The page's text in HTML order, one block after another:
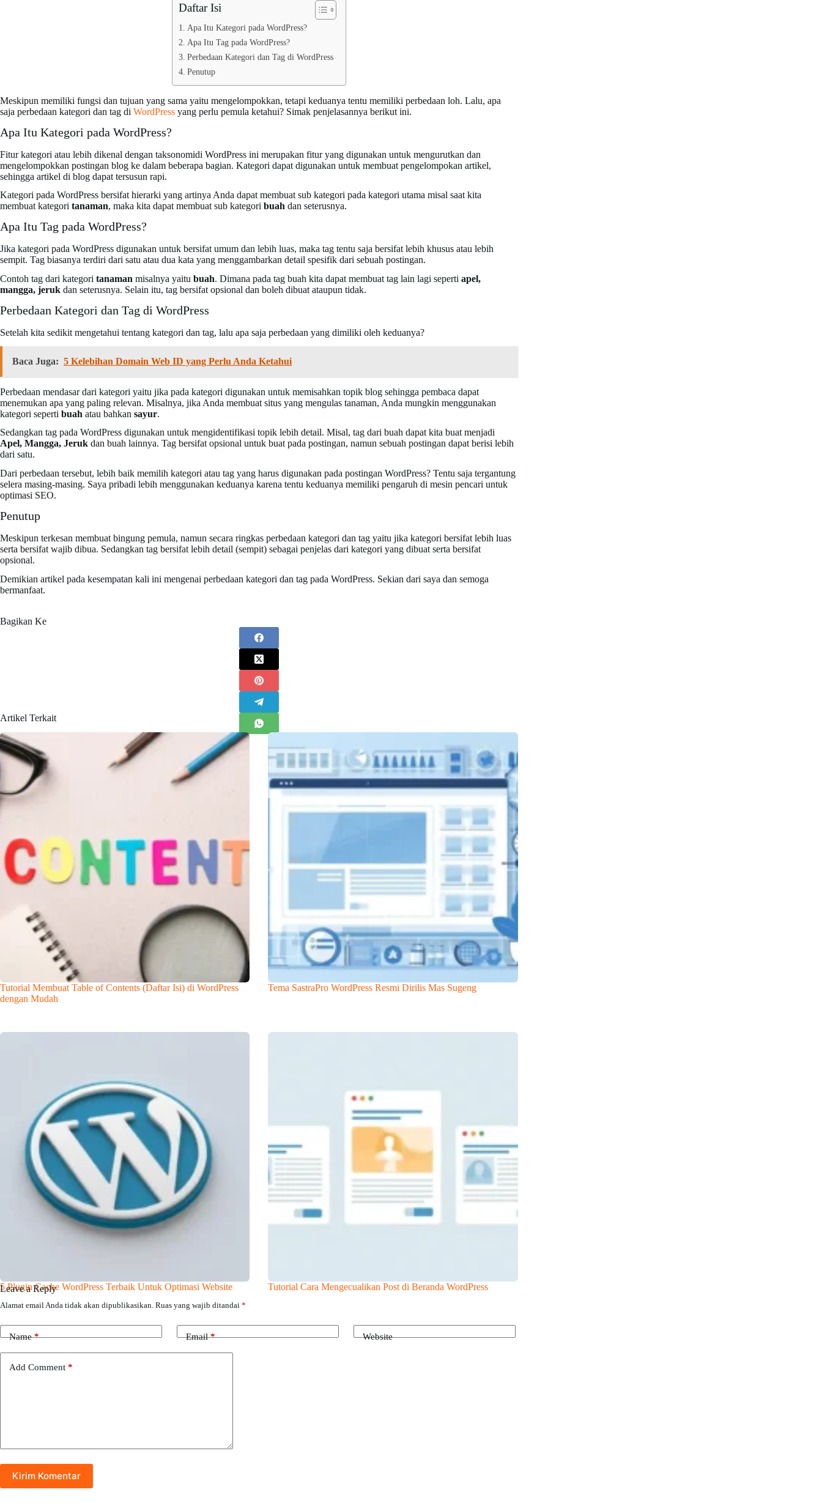
Daftar Isi
Apa Itu Kategori pada WordPress?
Apa Itu Tag pada WordPress?
Perbedaan Kategori dan Tag di WordPress
Penutup
Meskipun memiliki fungsi dan tujuan yang sama yaitu mengelompokkan, tetapi keduanya tentu memiliki perbedaan loh. Lalu, apa
saja perbedaan kategori dan tag di WordPress yang perlu pemula ketahui? Simak penjelasannya berikut ini.
Apa Itu Kategori pada WordPress?
Fitur kategori atau lebih dikenal dengan taksonomidi WordPress ini merupakan fitur yang digunakan untuk mengurutkan dan
mengelompokkan postingan blog ke dalam beberapa bagian. Kategori dapat digunakan untuk membuat pengelompokan artikel,
sehingga artikel di blog dapat tersusun rapi.
Kategori pada WordPress bersifat hierarki yang artinya Anda dapat membuat sub kategori pada kategori utama misal saat kita
membuat kategori tanaman, maka kita dapat membuat sub kategori buah dan seterusnya.
Apa Itu Tag pada WordPress?
Jika kategori pada WordPress digunakan untuk bersifat umum dan lebih luas, maka tag tentu saja bersifat lebih khusus atau lebih
sempit. Tag biasanya terdiri dari satu atau dua kata yang menggambarkan detail spesifik dari sebuah postingan.
Contoh tag dari kategori tanaman misalnya yaitu buah. Dimana pada tag buah kita dapat membuat tag lain lagi seperti apel,
mangga, jeruk dan seterusnya. Selain itu, tag bersifat opsional dan boleh dibuat ataupun tidak.
Perbedaan Kategori dan Tag di WordPress
Setelah kita sedikit mengetahui tentang kategori dan tag, lalu apa saja perbedaan yang dimiliki oleh keduanya?
Baca Juga: 5 Kelebihan Domain Web ID yang Perlu Anda Ketahui
Perbedaan mendasar dari kategori yaitu jika pada kategori digunakan untuk memisahkan topik blog sehingga pembaca dapat
menemukan apa yang paling relevan. Misalnya, jika Anda membuat situs yang mengulas tanaman, Anda mungkin menggunakan
kategori seperti buah atau bahkan sayur.
Sedangkan tag pada WordPress digunakan untuk mengidentifikasi topik lebih detail. Misal, tag dari buah dapat kita buat menjadi
Apel, Mangga, Jeruk dan buah lainnya. Tag bersifat opsional untuk buat pada postingan, namun sebuah postingan dapat berisi lebih
dari satu.
Dari perbedaan tersebut, lebih baik memilih kategori atau tag yang harus digunakan pada postingan WordPress? Tentu saja tergantung
selera masing-masing. Saya pribadi lebih menggunakan keduanya karena tentu keduanya memiliki pengaruh di mesin pencari untuk
optimasi SEO.
Penutup
Meskipun terkesan membuat bingung pemula, namun secara ringkas perbedaan kategori dan tag yaitu jika kategori bersifat lebih luas
serta bersifat wajib dibua. Sedangkan tag bersifat lebih detail (sempit) sebagai penjelas dari kategori yang dibuat serta bersifat
opsional.
Demikian artikel pada kesempatan kali ini mengenai perbedaan kategori dan tag pada WordPress. Sekian dari saya dan semoga
bermanfaat.
Bagikan Ke
Artikel Terkait
Tutorial Membuat Table of Contents (Daftar Isi) di WordPress
dengan Mudah
Tema SastraPro WordPress Resmi Dirilis Mas Sugeng
5 Plugin Cache WordPress Terbaik Untuk Optimasi Website Tutorial Cara Mengecualikan Post di Beranda WordPress
Leave a Reply
Alamat email Anda tidak akan dipublikasikan. Ruas yang wajib ditandai *
Name* Email* Website
Add Comment *
Kirim Komentar